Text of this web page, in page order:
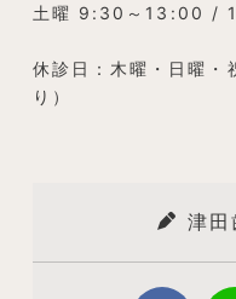
土曜 9:30～13:00 /
休診日：木曜・日曜・
り）
津田